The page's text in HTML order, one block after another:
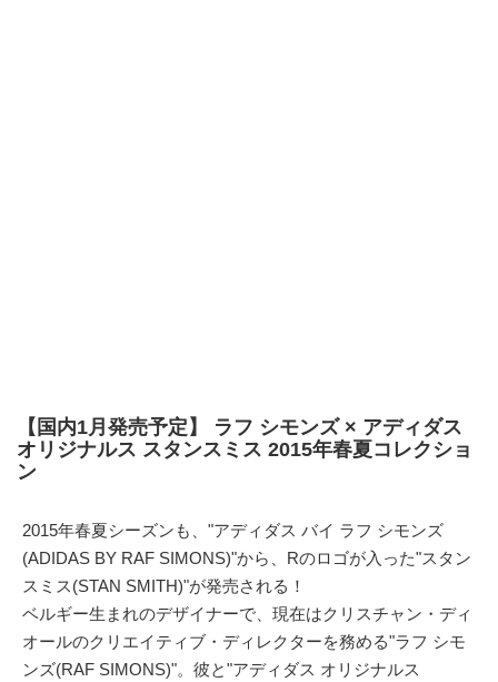
【国内1月発売予定】 ラフ シモンズ × アディダス
オリジナルス スタンスミス 2015年春夏コレクショ
ン
2015年春夏シーズンも、"アディダス バイ ラフ シモンズ
(ADIDAS BY RAF SIMONS)"から、Rのロゴが入った"スタン
スミス(STAN SMITH)"が発売される！
ベルギー生まれのデザイナーで、現在はクリスチャン・ディ
オールのクリエイティブ・ディレクターを務める"ラフ シモ
ンズ(RAF SIMONS)"。彼と"アディダス オリジナルス